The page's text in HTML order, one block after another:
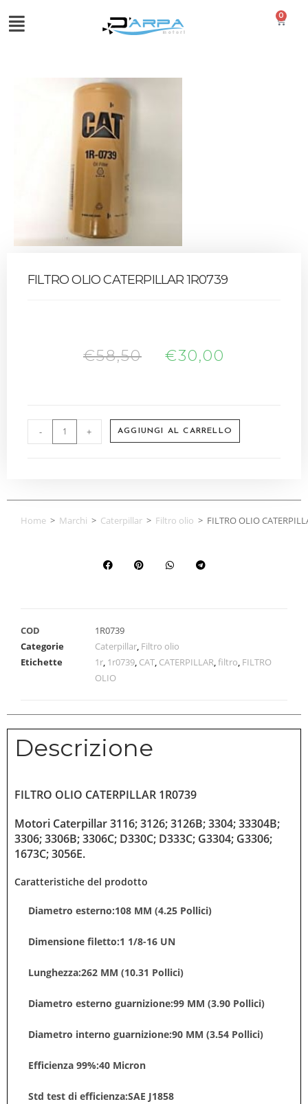
0
FILTRO OLIO CATERPILLAR 1R0739
€58,50 €30,00
- + AGGIUNGI AL CARRELLO
Home > Marchi > Caterpillar > Filtro olio > FILTRO OLIO
COD
1R0739
Categorie
Caterpillar, Filtro olio
Etichette
1r, 1r0739, CAT, CATERPILLAR,filtro, FILTRO
OLIO
Descrizione
FILTRO OLIO CATERPILLAR 1R0739
Motori Caterpillar 3116; 3126; 3126B; 3304; 33304B;
3306; 3306B; 3306C; D330C; D333C; G3304; G3306;
1673C; 3056E.
Caratteristiche del prodotto
Diametro esterno:108 MM (4.25 Pollici)
Dimensione filetto:1 1/8-16 UN
Lunghezza:262 MM (10.31 Pollici)
Diametro esterno guarnizione:99 MM (3.90 Pollici)
Diametro interno guarnizione:90 MM (3.54 Pollici)
Efficienza 99%:40 Micron
Std test di efficienza:SAE J1858